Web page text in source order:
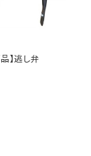
】逃し弁